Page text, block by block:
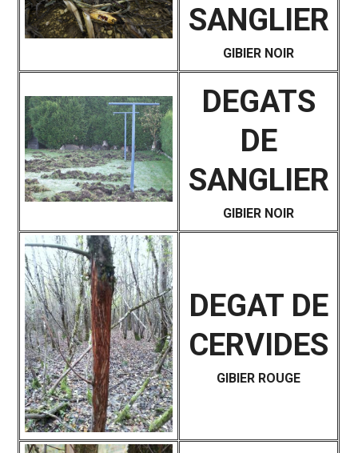
SANGLIER
GIBIER NOIR
DEGATS
DE
SANGLIER
GIBIER NOIR
DEGAT DE
CERVIDES
GIBIER ROUGE